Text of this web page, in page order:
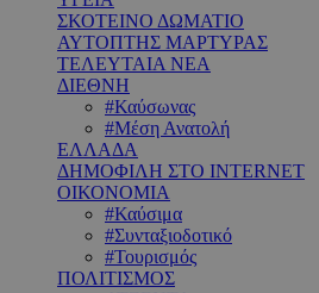
ΣΚΟΤΕΙΝΟ ΔΩΜΑΤΙΟ
ΑΥΤΟΠΤΗΣ ΜΑΡΤΥΡΑΣ
ΤΕΛΕΥΤΑΙΑ ΝΕΑ
ΔΙΕΘΝΗ
#Καύσωνας
#Μέση Ανατολή
ΕΛΛΑΔΑ
ΔΗΜΟΦΙΛΗ ΣΤΟ INTERNET
ΟΙΚΟΝΟΜΙΑ
#Καύσιμα
#Συνταξιοδοτικό
#Τουρισμός
ΠΟΛΙΤΙΣΜΟΣ